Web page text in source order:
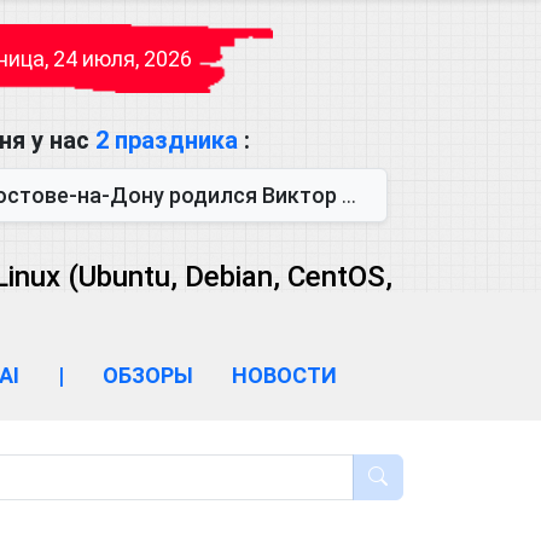
24 июля, 2026
у нас 2 праздника :
Виктор Михайлович Глушков. Под руководством Виктора Михайло...
(Ubuntu, Debian, CentOS,
AI | ОБЗОРЫ НОВОСТИ